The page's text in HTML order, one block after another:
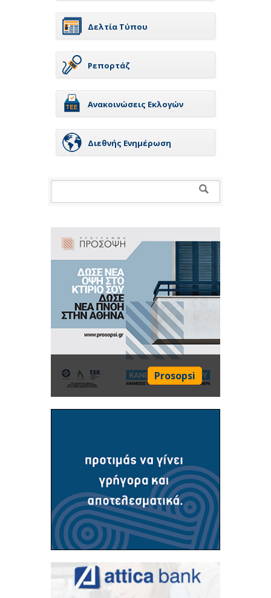
Δελτία Τύπου
Ρεπορτάζ
Ανακοινώσεις Εκλογών
Διεθνής Ενημέρωση
Prosopsi